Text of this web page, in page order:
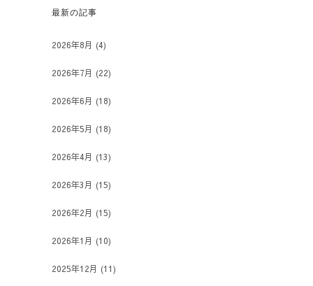
最新の記事
2026年8月 (4)
2026年7月 (22)
2026年6月 (18)
2026年5月 (18)
2026年4月 (13)
2026年3月 (15)
2026年2月 (15)
2026年1月 (10)
2025年12月 (11)